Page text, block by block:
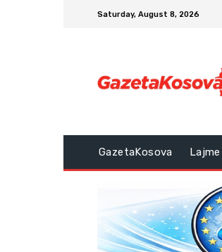
Saturday, August 8, 2026
GazetaKosova Lajme